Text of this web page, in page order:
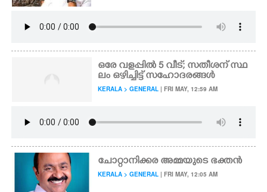
ഒരേ വളപ്പിൽ 5 വീട്; സതീശന് സ്ഥ
ലം ഒഴിച്ചിട്ട് സഹോദരങ്ങൾ
KERALA > GENERAL | FRI MAY, 12:59 AM
ചോറ്റാനിക്കര അമ്മയുടെ ഭക്തൻ
KERALA > GENERAL | FRI MAY, 12:05 AM